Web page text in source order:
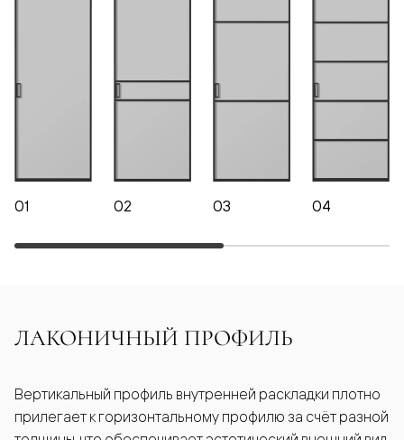
01 02 03 04
ЛАКОНИЧНЫЙ ПРОФИЛЬ
Вертикальный профиль внутренней раскладки плотно
прилегает к горизонтальному профилю за счёт разной